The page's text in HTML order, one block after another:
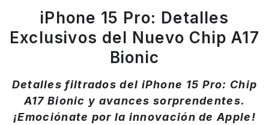
iPhone 15 Pro: Detalles
Exclusivos del Nuevo Chip A17
Bionic
Detalles filtrados del iPhone 15 Pro: Chip
A17 Bionic y avances sorprendentes.
¡Emociónate por la innovación de Apple!